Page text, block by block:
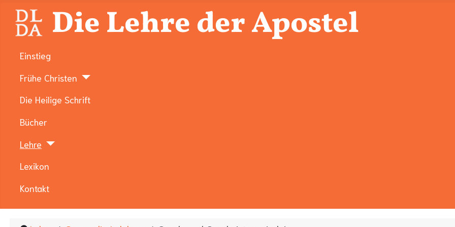
Die Lehre der Apostel
Einstieg
Frühe Christen
Die Heilige Schrift
Bücher
Lehre
Lexikon
Kontakt